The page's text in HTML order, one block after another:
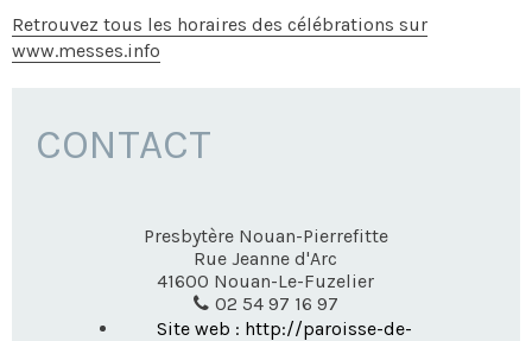
Retrouvez tous les horaires des célébrations sur
www.messes.info
CONTACT
Presbytère Nouan-Pierrefitte
Rue Jeanne d'Arc
41600 Nouan-Le-Fuzelier
02 54 97 16 97
Site web : http://paroisse-de-